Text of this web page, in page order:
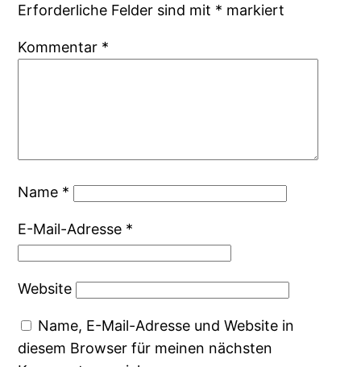
Erforderliche Felder sind mit * markiert
Kommentar *
Name *
E-Mail-Adresse *
Website
Name, E-Mail-Adresse und Website in
diesem Browser für meinen nächsten